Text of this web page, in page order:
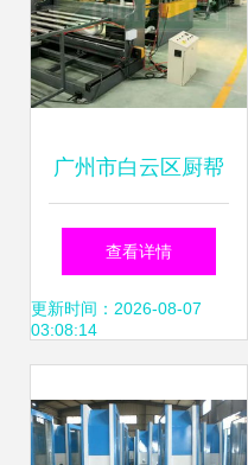
广州市白云区厨帮
手纸塑制品厂——
专注品质包装，助
查看详情
更新时间：2026-08-07
03:08:14